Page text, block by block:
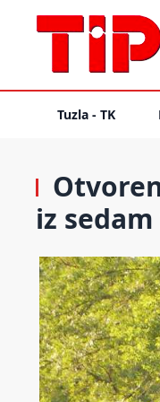
Tuzla - TK
iz